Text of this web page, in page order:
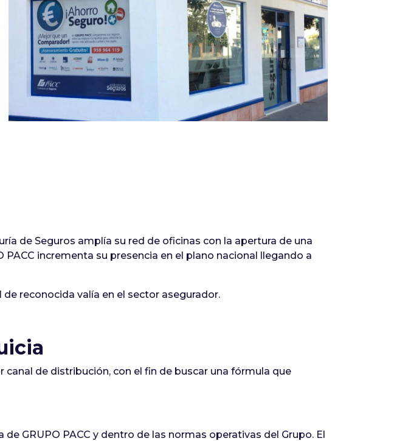
2026 2 -08
La Mancha
22 de octubre
Infórmate
de Seguros amplía su red de oficinas con la apertura de una
PACC incrementa su presencia en el plano nacional llegando a
reconocida valía en el sector asegurador.
canal de distribución, con el fin de buscar una fórmula que
GRUPO PACC y dentro de las normas operativas del Grupo. El